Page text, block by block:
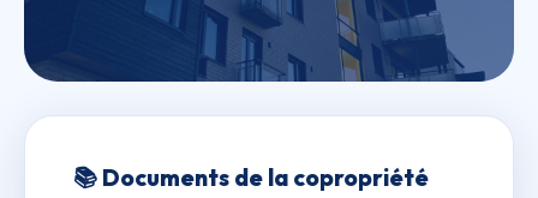
LES CREVETTES
📚 Documents de la copropriété